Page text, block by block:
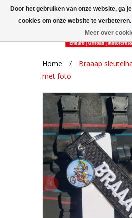
Home /
Braaap
met foto
Door het gebruiken van onze website, ga
cookies om onze website te verbeteren.
Meer over